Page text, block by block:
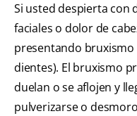
Si usted despierta con
faciales o dolor de
presentando
dientes). El bruxismo
duelan o se aflojen y
pulverizarse o